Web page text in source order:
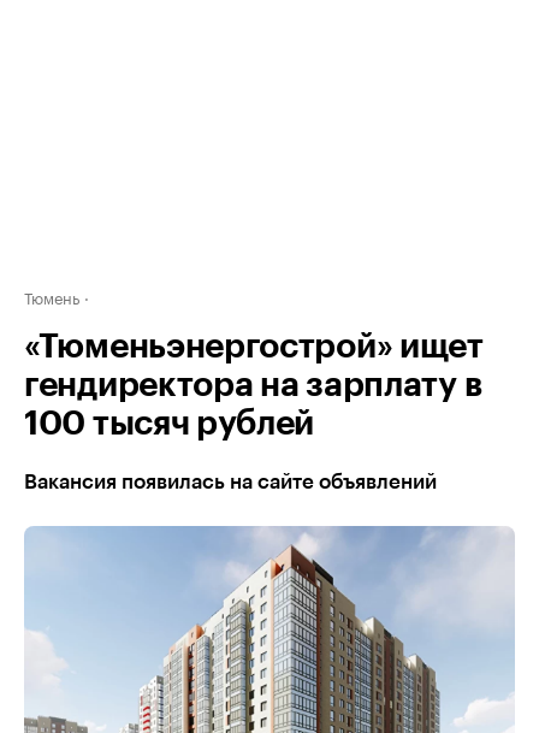
Тюмень
«Тюменьэнергострой» ищет
гендиректора на зарплату в
100 тысяч рублей
Вакансия появилась на сайте объявлений